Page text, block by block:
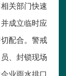
关部门快速
成立临时应
配合。警戒
、封锁现场
业雨水排口